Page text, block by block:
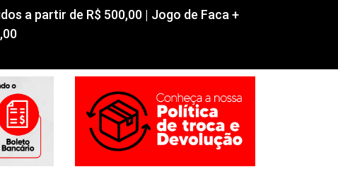
a partir de R$ 500,00 | Jogo de Faca +